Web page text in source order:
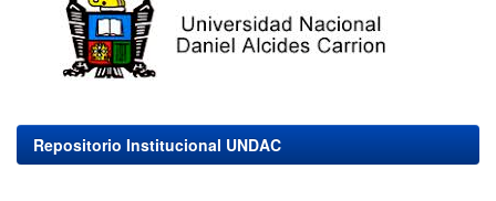
Repositorio Institucional UNDAC